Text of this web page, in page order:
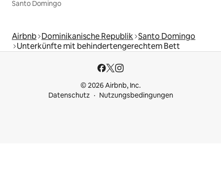
Santo Domingo
Airbnb Dominikanische Republik Santo Domingo
Unterkünfte mit behindertengerechtem Bett
© 2026 Airbnb, Inc.
Datenschutz
Nutzungsbedingungen